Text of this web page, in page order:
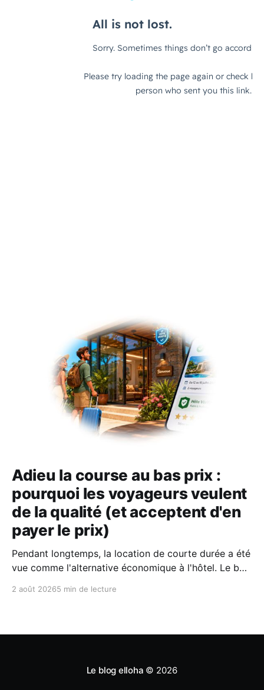
Adieu la course au bas prix :
pourquoi les voyageurs veulent
de la qualité (et acceptent d'en
payer le prix)
Pendant longtemps, la location de courte durée a été
vue comme l'alternative économique à l'hôtel. Le bon
2 août 20265 min de lecture
Le blog elloha © 2026